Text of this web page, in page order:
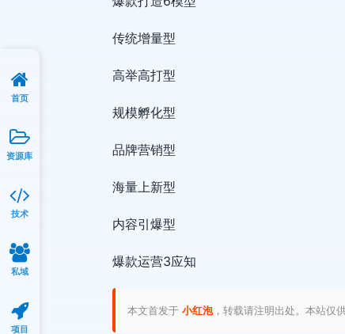
传统增量型
高举高打型
规模孵化型
品牌营销型
海量上新型
内容引爆型
爆款运营3应知
本文首发于 小红泡，转载请注明出处。本站仅
首页
资源库
技术
私域
项目